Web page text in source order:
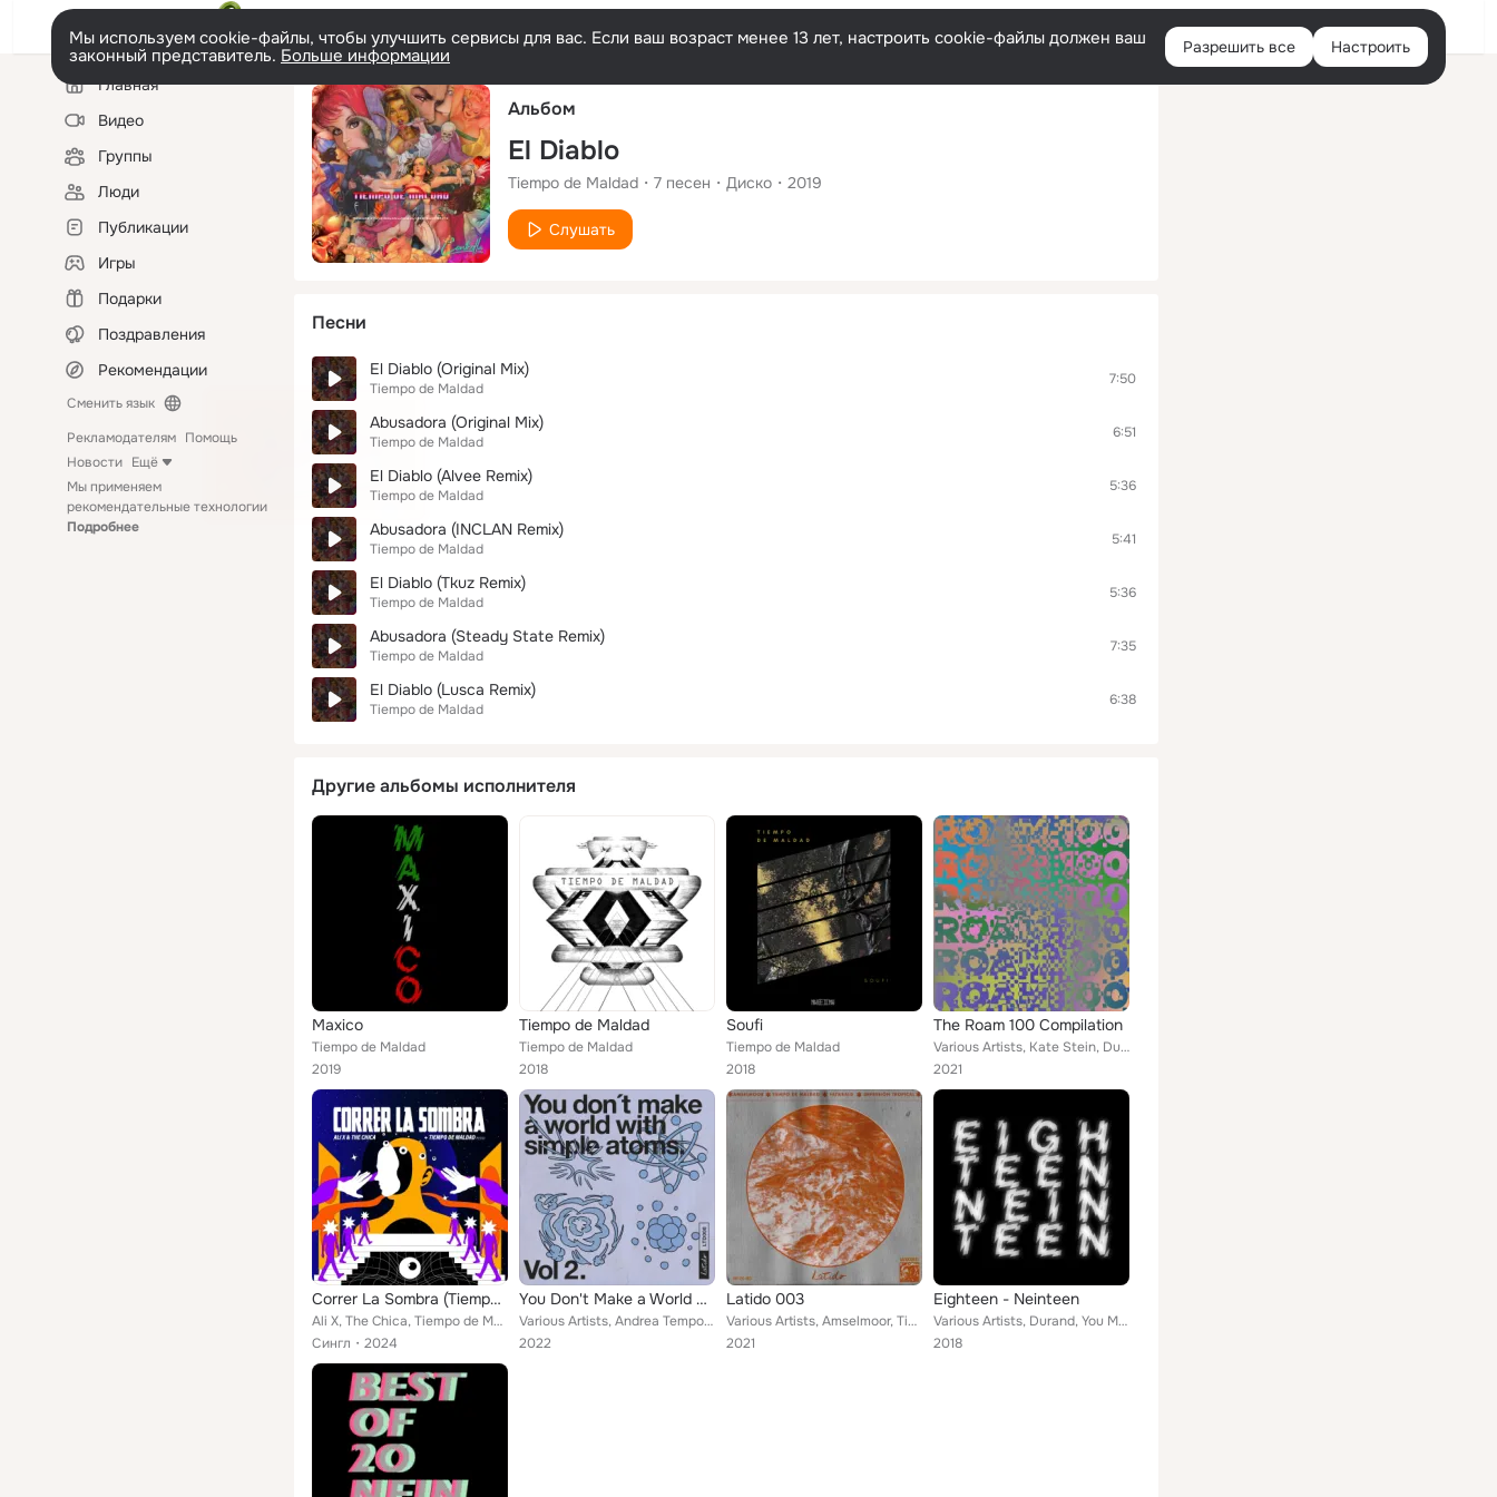
Русский Войти
Мы используем cookie-файлы, чтобы улучшить сервисы для вас. Если ваш возраст менее 13 лет, настроить cookie-файлы должен ваш
законный представитель. Больше информации Разрешить все Настроить
Левая
колонкаГлавная
Видео
Группы
Люди
Публикации
Игры
Подарки
Поздравления
Рекомендации
Сменить язык
Рекламодателям Помощь
Новости Ещё
Мы применяем
рекомендательные технологии
Подробнее
Альбом
El Diablo
Tiempo de Maldad 7 песен Диско 2019
Слушать
Песни
El Diablo (Original Mix)
Tiempo de Maldad
7:50
Abusadora (Original Mix)
Tiempo de Maldad
6:51
El Diablo (Alvee Remix)
Tiempo de Maldad
5:36
Abusadora (INCLAN Remix)
Tiempo de Maldad
5:41
El Diablo (Tkuz Remix)
Tiempo de Maldad
5:36
Abusadora (Steady State Remix)
Tiempo de Maldad
7:35
El Diablo (Lusca Remix)
Tiempo de Maldad
6:38
Другие альбомы исполнителя
Maxico
Tiempo de Maldad
2019
Tiempo de Maldad
Tiempo de Maldad
2018
Soufi
Tiempo de Maldad
2018
The Roam 100 Compilation
Various Artists, Kate Stein, Duncan Gray, Tiempo de Maldad, Tronik Youth, Javier Busto, Alejandro Molinari, DJ Rocca, Alvaro Cab...
2021
Correr La Sombra (Tiempo de Maldad Remix)
Ali X, The Chica, Tiempo de Maldad
Сингл
2024
You Don't Make a World with Simple Atoms, Vol. 2
Various Artists, Andrea Tempo, Tiempo De Maldad, Disco Mortale, Julian Stetter, Agle, JackWasFaster, Azaria, Eliezer, Ivan de la...
2022
Latido 003
Various Artists, Amselmoor, Tiempo De Maldad, Fat&Bald, Depresión Tropical
2021
Eighteen - Neinteen
Various Artists, Durand, You Man, Ali X, Connor, BT COP, Tiempo de Maldad, Tronik Youth, Zakmina, Alejandro Molinari, Neverpais,...
2018